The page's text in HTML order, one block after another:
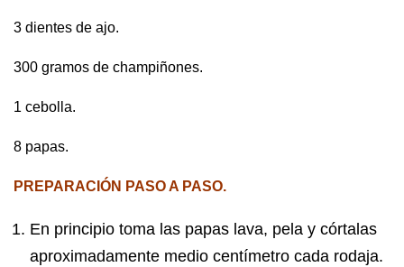
3 dientes de ajo.
300 gramos de champiñones.
1 cebolla.
8 papas.
PREPARACIÓN PASO A PASO.
En principio toma las papas lava, pela y córtalas
aproximadamente medio centímetro cada rodaja.